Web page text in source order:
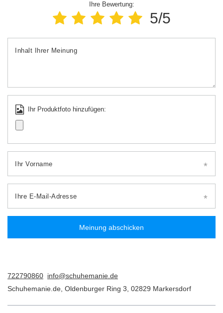
Ihre Bewertung:
5/5
Inhalt Ihrer Meinung
Ihr Produktfoto hinzufügen:
Ihr Vorname
Ihre E-Mail-Adresse
Meinung abschicken
722790860 info@schuhemanie.de
Schuhemanie.de Oldenburger Ring 3 02829 Markersdorf